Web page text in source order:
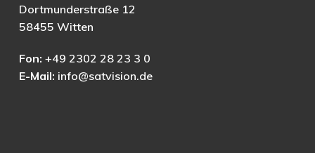
Dortmunderstraße 12
58455 Witten
Fon: +49 2302 28 23 3 0
E-Mail: info@satvision.de